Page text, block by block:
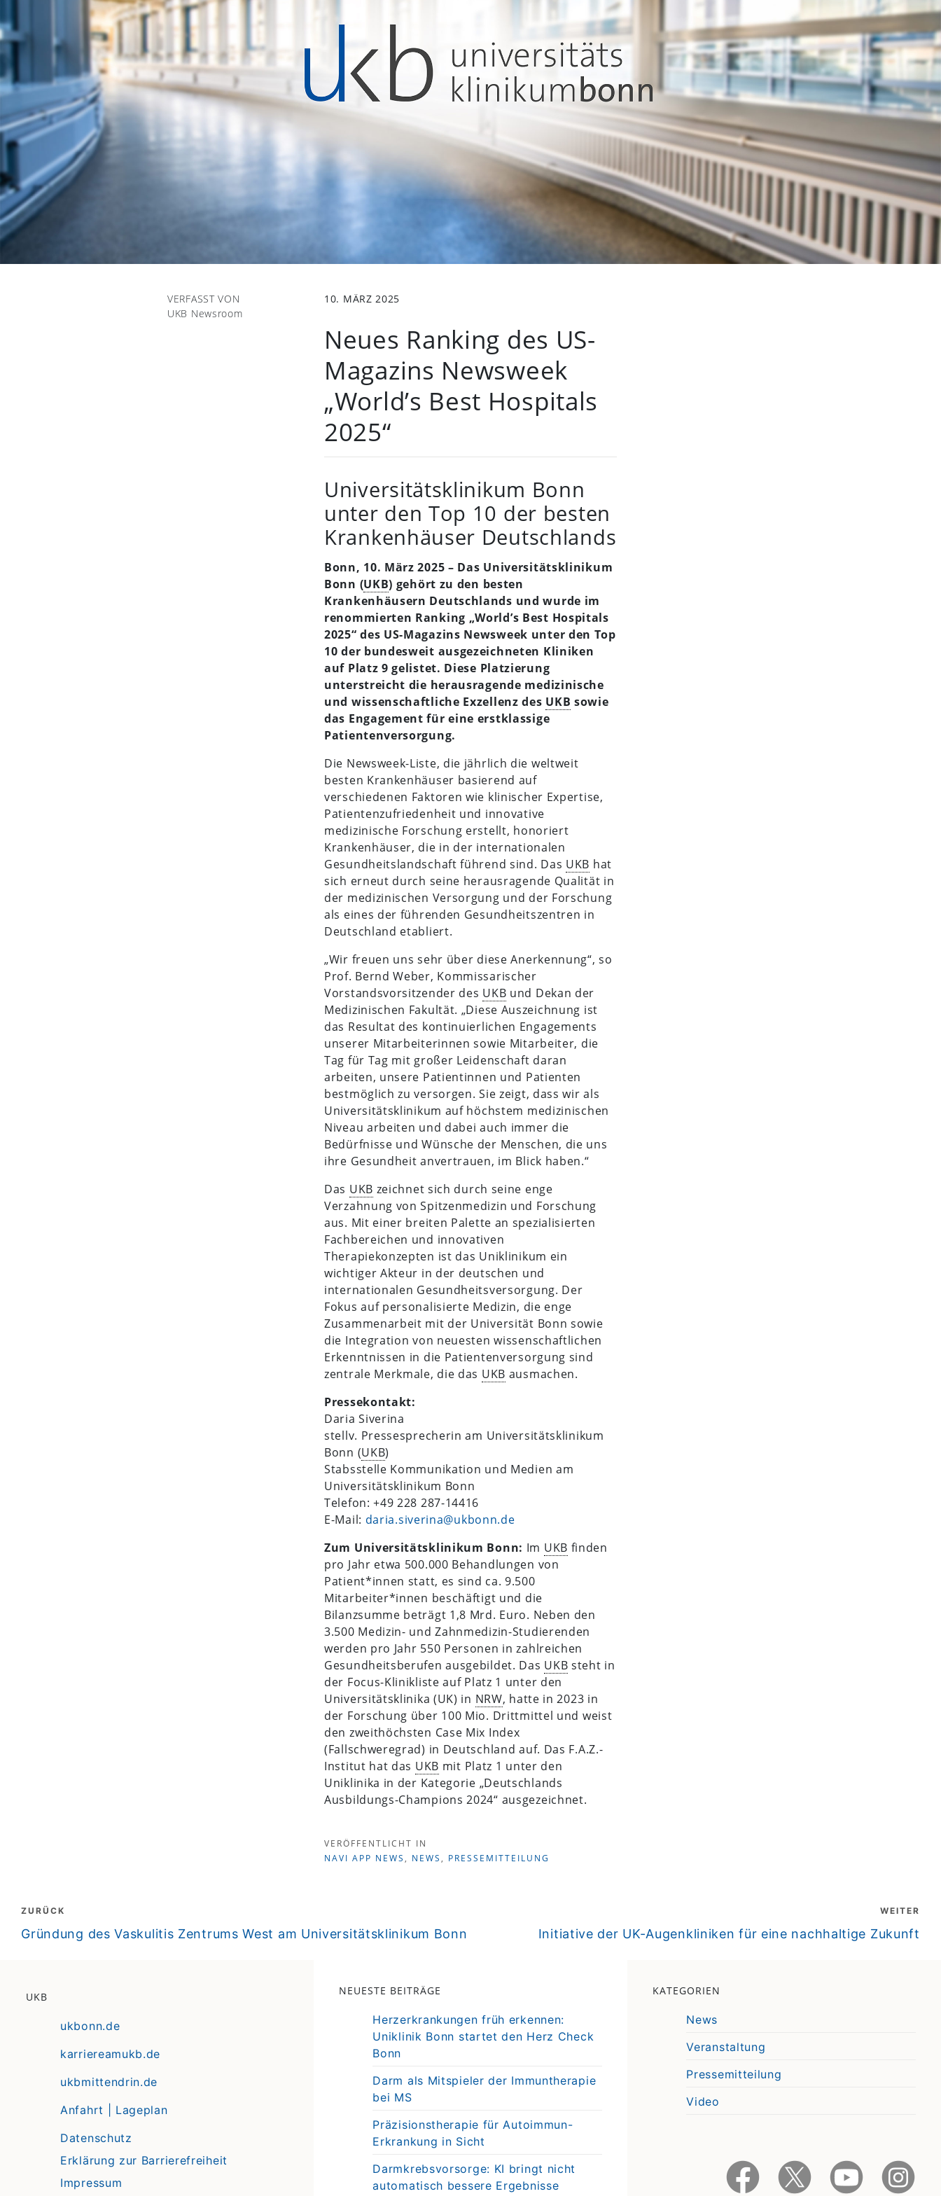
VERFASST VON
UKB Newsroom
10. MÄRZ 2025
Neues Ranking des US-
Magazins Newsweek
„World’s Best Hospitals
2025“
Universitätsklinikum Bonn
unter den Top 10 der besten
Krankenhäuser Deutschlands
Bonn, 10. März 2025 – Das Universitätsklinikum
Bonn (UKB) gehört zu den besten
Krankenhäusern Deutschlands und wurde im
renommierten Ranking „World’s Best Hospitals
2025“ des US-Magazins Newsweek unter den Top
10 der bundesweit ausgezeichneten Kliniken
auf Platz 9 gelistet. Diese Platzierung
unterstreicht die herausragende medizinische
und wissenschaftliche Exzellenz des UKB sowie
das Engagement für eine erstklassige
Patientenversorgung.
Die Newsweek-Liste, die jährlich die weltweit
besten Krankenhäuser basierend auf
verschiedenen Faktoren wie klinischer Expertise,
Patientenzufriedenheit und innovative
medizinische Forschung erstellt, honoriert
Krankenhäuser, die in der internationalen
Gesundheitslandschaft führend sind. Das UKB hat
sich erneut durch seine herausragende Qualität in
der medizinischen Versorgung und der Forschung
als eines der führenden Gesundheitszentren in
Deutschland etabliert.
„Wir freuen uns sehr über diese Anerkennung“, so
Prof. Bernd Weber, Kommissarischer
Vorstandsvorsitzender des UKB und Dekan der
Medizinischen Fakultät. „Diese Auszeichnung ist
das Resultat des kontinuierlichen Engagements
unserer Mitarbeiterinnen sowie Mitarbeiter, die
Tag für Tag mit großer Leidenschaft daran
arbeiten, unsere Patientinnen und Patienten
bestmöglich zu versorgen. Sie zeigt, dass wir als
Universitätsklinikum auf höchstem medizinischen
Niveau arbeiten und dabei auch immer die
Bedürfnisse und Wünsche der Menschen, die uns
ihre Gesundheit anvertrauen, im Blick haben.“
Das UKB zeichnet sich durch seine enge
Verzahnung von Spitzenmedizin und Forschung
aus. Mit einer breiten Palette an spezialisierten
Fachbereichen und innovativen
Therapiekonzepten ist das Uniklinikum ein
wichtiger Akteur in der deutschen und
internationalen Gesundheitsversorgung. Der
Fokus auf personalisierte Medizin, die enge
Zusammenarbeit mit der Universität Bonn sowie
die Integration von neuesten wissenschaftlichen
Erkenntnissen in die Patientenversorgung sind
zentrale Merkmale, die das UKB ausmachen.
Pressekontakt:
Daria Siverina
stellv. Pressesprecherin am Universitätsklinikum
Bonn (UKB)
Stabsstelle Kommunikation und Medien am
Universitätsklinikum Bonn
Telefon: +49 228 287-14416
E-Mail: daria.siverina@ukbonn.de
Zum Universitätsklinikum Bonn: Im UKB finden
pro Jahr etwa 500.000 Behandlungen von
Patient*innen statt, es sind ca. 9.500
Mitarbeiter*innen beschäftigt und die
Bilanzsumme beträgt 1,8 Mrd. Euro. Neben den
3.500 Medizin- und Zahnmedizin-Studierenden
werden pro Jahr 550 Personen in zahlreichen
Gesundheitsberufen ausgebildet. Das UKB steht in
der Focus-Klinikliste auf Platz 1 unter den
Universitätsklinika (UK) in NRW, hatte in 2023 in
der Forschung über 100 Mio. Drittmittel und weist
den zweithöchsten Case Mix Index
(Fallschweregrad) in Deutschland auf. Das F.A.Z.-
Institut hat das UKB mit Platz 1 unter den
Uniklinika in der Kategorie „Deutschlands
Ausbildungs-Champions 2024“ ausgezeichnet.
VERÖFFENTLICHT IN
NAVI APP NEWS , NEWS , PRESSEMITTEILUNG
ZURÜCK
zurück
Gründung des Vaskulitis Zentrums West am Universitätsklinikum Bonn
WEITER
weiter
Initiative der UK-Augenkliniken für eine nachhaltige Zukunft
UKB
ukbonn.de
karriereamukb.de
ukbmittendrin.de
Anfahrt | Lageplan
Datenschutz
Erklärung zur Barrierefreiheit
Impressum
NEUESTE BEITRÄGE
Herzerkrankungen früh erkennen:
Uniklinik Bonn startet den Herz Check
Bonn
Darm als Mitspieler der Immuntherapie
bei MS
Präzisionstherapie für Autoimmun-
Erkrankung in Sicht
Darmkrebsvorsorge: KI bringt nicht
automatisch bessere Ergebnisse
KATEGORIEN
News
Veranstaltung
Pressemitteilung
Video